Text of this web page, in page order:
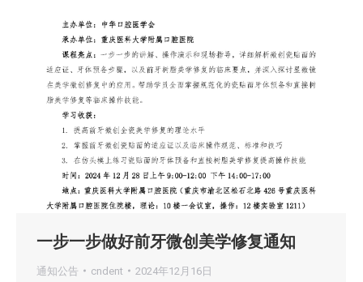
一步一步做好前牙微创美学修复通知
通知公告 cndent 2024年12月16日